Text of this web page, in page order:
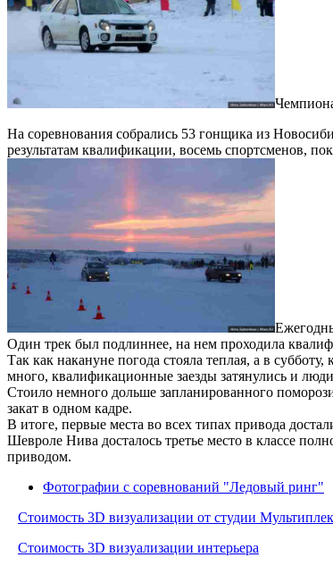
На соревнования собрались 53 гонщика из
результатам квалификации, восемь спортсменов,
Один трек был подлиннее, на нем проходила
Так как накануне погода стояла теплая, а в
много, квалификационные заезды затянулись и
Стоило немного дольше запланированного
закат в одном кадре.
В итоге, первые места во всех типах привода
Шевроле Нива досталось третье место в классе
приводом.
Фотографии с соревнований "Ледовый ринг"
Стоимость 3D визуализации от студии
Стоимость 3D визуализации интерьера